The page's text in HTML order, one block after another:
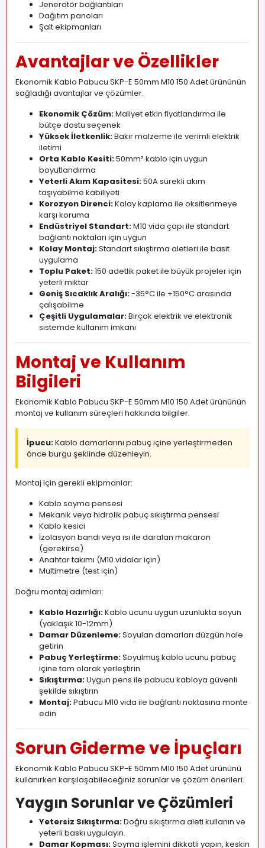
Jeneratör bağlantıları
Dağıtım panoları
Şalt ekipmanları
Avantajlar ve Özellikler
Ekonomik Kablo Pabucu SKP-E 50mm M10 150 Adet ürününün
sağladığı avantajlar ve çözümler.
Ekonomik Çözüm:Maliyet etkin fiyatlandırma ile
bütçe dostu seçenek
Yüksek İletkenlik:Bakır malzeme ile verimli elektrik
iletimi
Orta Kablo Kesiti:50mm² kablo için uygun
boyutlandırma
Yeterli Akım Kapasitesi:50A sürekli akım
taşıyabilme kabiliyeti
Korozyon Direnci:Kalay kaplama ile oksitlenmeye
karşı koruma
Endüstriyel Standart:M10 vida çapı ile standart
bağlantı noktaları için uygun
Kolay Montaj:Standart sıkıştırma aletleri ile basit
uygulama
Toplu Paket:150 adetlik paket ile büyük projeler için
yeterli miktar
Geniş Sıcaklık Aralığı:-35°C ile +150°C arasında
çalışabilme
Çeşitli Uygulamalar:Birçok elektrik ve elektronik
sistemde kullanım imkanı
Montaj ve Kullanım
Bilgileri
Ekonomik Kablo Pabucu SKP-E 50mm M10 150 Adet ürününün
montaj ve kullanım süreçleri hakkında bilgiler.
İpucu:Kablo damarlarını pabuç içine yerleştirmeden
önce burgu şeklinde düzenleyin.
Montaj için gerekli ekipmanlar:
Kablo soyma pensesi
Mekanik veya hidrolik pabuç sıkıştırma pensesi
Kablo kesici
İzolasyon bandı veya ısı ile daralan makaron
(gerekirse)
Anahtar takımı (M10 vidalar için)
Multimetre (test için)
Doğru montaj adımları:
Kablo Hazırlığı:Kablo ucunu uygun uzunlukta soyun
(yaklaşık 10-12mm)
Damar Düzenleme:Soyulan damarları düzgün hale
getirin
Pabuç Yerleştirme:Soyulmuş kablo ucunu pabuç
içine tam olarak yerleştirin
Sıkıştırma:Uygun pens ile pabucu kabloya güvenli
şekilde sıkıştırın
Montaj:Pabucu M10 vida ile bağlantı noktasına monte
edin
Sorun Giderme ve İpuçları
Ekonomik Kablo Pabucu SKP-E 50mm M10 150 Adet ürününü
kullanırken karşılaşabileceğiniz sorunlar ve çözüm önerileri.
Yaygın Sorunlar ve Çözümleri
Yetersiz Sıkıştırma:Doğru sıkıştırma aleti kullanın ve
yeterli baskı uygulayın.
Damar Kopması:Soyma işlemini dikkatli yapın, keskin